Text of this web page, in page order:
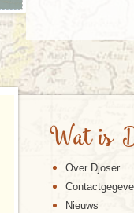
Wat is
Over Djoser
Nieuws